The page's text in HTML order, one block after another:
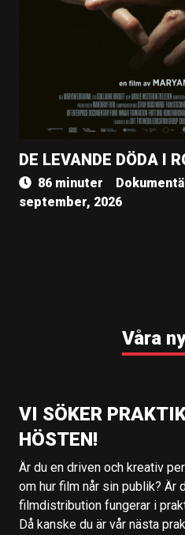
DE LEVANDE DÖDA I
86 minuter
september, 2026
Våra
VI SÖKER
HÖSTEN!
Är du en driven och kreativ
om hur film når sin publik? Är
filmdistribution fungerar i
Då kanske du är vår nästa